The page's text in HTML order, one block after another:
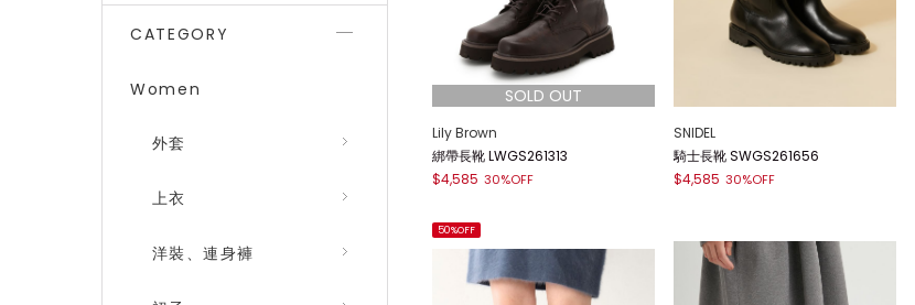
CATEGORY
Women
外套
上衣
洋裝、連身褲
Lily Brown
綁帶長靴 LWGS261313
$4,585 30%OFF
SNIDEL
騎士長靴 SWGS261656
$4,585 30%OFF
50%OFF